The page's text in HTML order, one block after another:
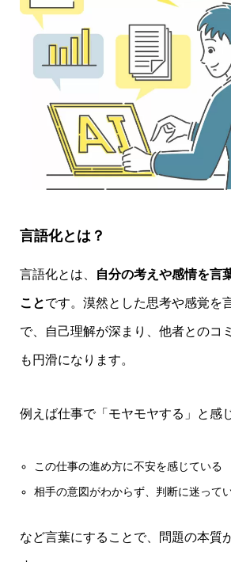
言語化とは？
言語化とは、 自分の考えや感情を言
ことです。漠然とした思考や感覚を
で、自己理解が深まり、他者とのコ
も円滑になります。
例えば仕事で「モヤモヤする」と感
この仕事の進め方に不安を感じている
相手の意図がわからず、判断に迷って
など言葉にすることで、問題の本質